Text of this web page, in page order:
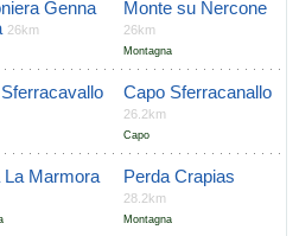
Genna
26km
Monte su Nercone
26km
Montagna
Capo Sferracanallo
26.2km
Capo
La Marmora Perda Crapias
28.2km
Montagna